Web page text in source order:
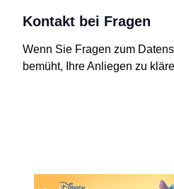
Kontakt bei Fragen
Wenn Sie Fragen zum
bemüht, Ihre Anliegen zu